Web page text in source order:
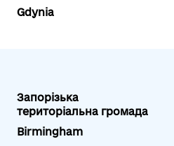
Gdynia
Запорізька
територіальна громада
Birmingham